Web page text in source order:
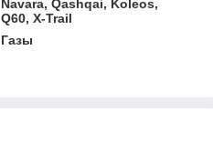
Navara, Qashqai, Koleos,
Q60, X-Trail
Газы